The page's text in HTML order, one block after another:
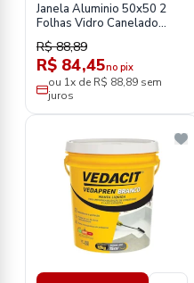
Janela Aluminio 50x50 2
Folhas Vidro Canelado
Quality
R$ 88,89
R$ 84,45no pix
ou 1x de R$ 88,89 sem
juros